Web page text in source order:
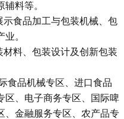
料等。
食品加工与包装机械、包
。
料、包装设计及创新包装
食品机械专区、进口食品
区、电子商务专区、国际啤
、金融服务专区、农产品专